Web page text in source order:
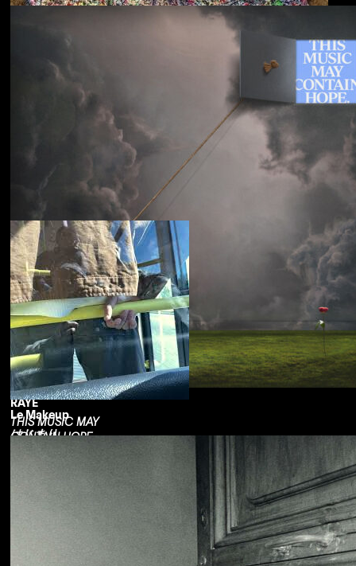
Souled American
RAYE
THIS MUSIC MAY
CONTAIN HOPE.
Le Makeup
はじまり